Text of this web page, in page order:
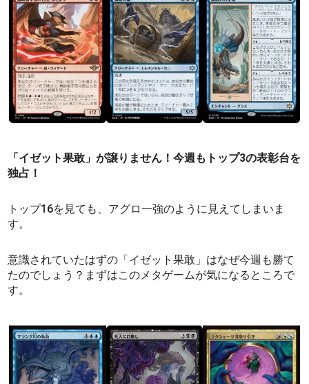
「イゼット果敢」が譲りません！今週もトップ3の表彰台を
独占！
トップ16を見ても、アグロ一強のように見えてしまいま
す。
意識されていたはずの「イゼット果敢」はなぜ今週も勝て
たのでしょう？まずはこのメタゲームが気になるところで
す。